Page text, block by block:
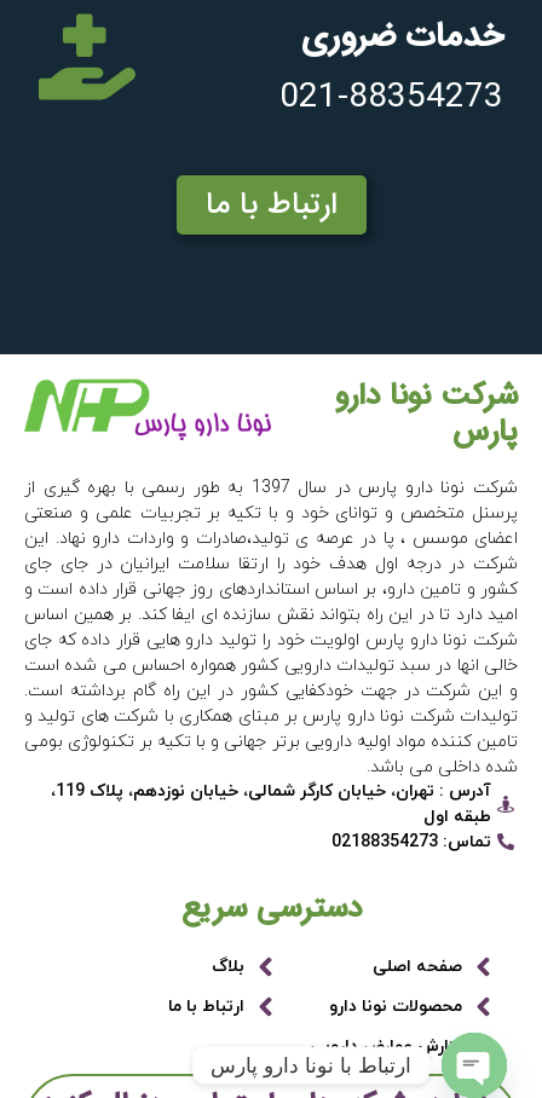
خدمات ضروری
021-88354273
ارتباط با ما
شرکت نونا دارو
پارس
شرکت نونا دارو پارس در سال 1397 به طور رسمی با بهره گیری از
پرسنل متخصص و توانای خود و با تکیه بر تجربیات علمی و صنعتی
اعضای موسس ، پا در عرصه ی تولید،صادرات و واردات دارو نهاد. این
شرکت در درجه اول هدف خود را ارتقا سلامت ایرانیان در جای جای
کشور و تامین دارو، بر اساس استانداردهای روز جهانی قرار داده است و
امید دارد تا در این راه بتواند نقش سازنده ای ایفا کند. بر همین اساس
شرکت نونا دارو پارس اولویت خود را تولید دارو هایی قرار داده که جای
خالی انها در سبد تولیدات دارویی کشور همواره احساس می شده است
و این شرکت در جهت خودکفایی کشور در این راه گام برداشته است.
تولیدات شرکت نونا دارو پارس بر مبنای همکاری با شرکت های تولید و
تامین کننده مواد اولیه دارویی برتر جهانی و با تکیه بر تکنولوژی بومی
شده داخلی می باشد.
آدرس : تهران، خیابان کارگر شمالی، خیابان نوزدهم، پلاک 119،
طبقه اول
تماس: 02188354273
دسترسی سریع
صفحه اصلی
محصولات نونا دارو
گزارش عوارض دارویی
بلاگ
ارتباط با ما
ارتباط با نونا دارو پارس